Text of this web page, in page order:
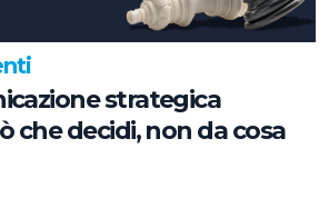
strategica
che decidi, non da cosa